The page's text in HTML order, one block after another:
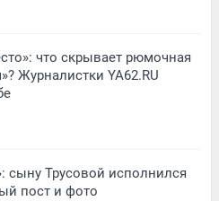
что скрывает рюмочная
Журналистки YA62.RU
сыну Трусовой исполнился
пост и фото